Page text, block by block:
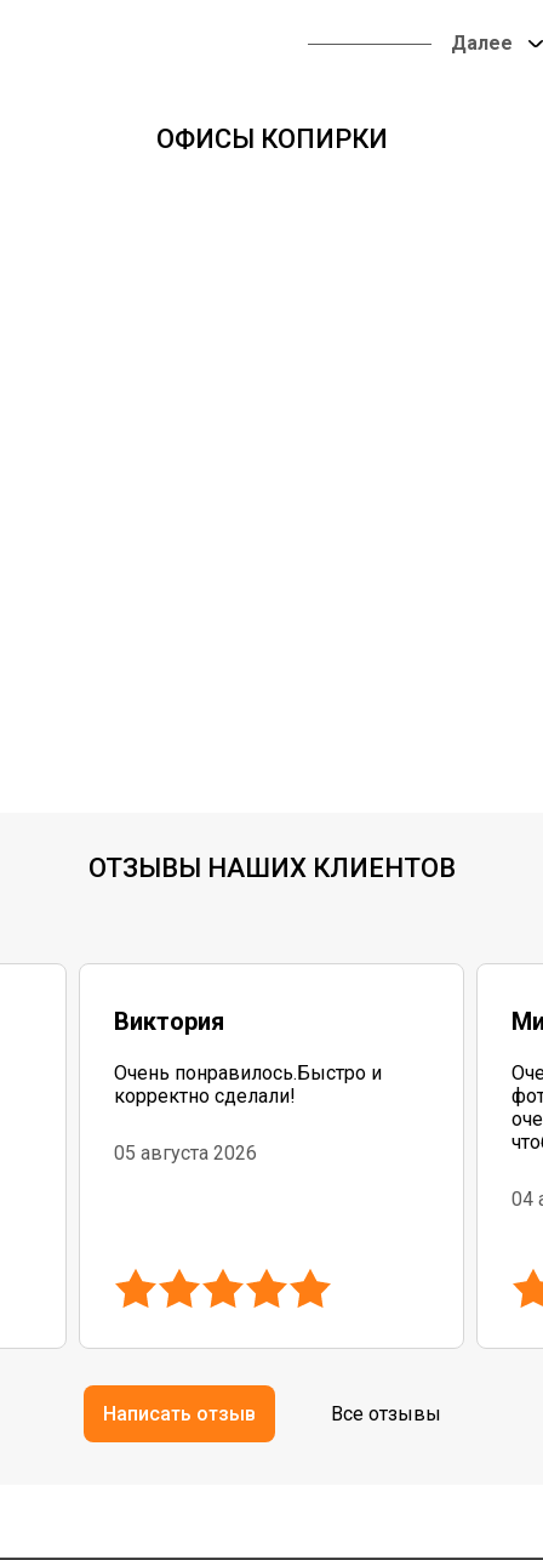
Вы можете забрать заказ
в наших офисах или
ОФИСЫ КОПИРКИ
ОТЗЫВЫ НАШИХ КЛИЕНТОВ
Виктория
Очень понравилось.Быстро и
корректно сделали!
05 августа 2026
04
Написать отзыв Все отзывы